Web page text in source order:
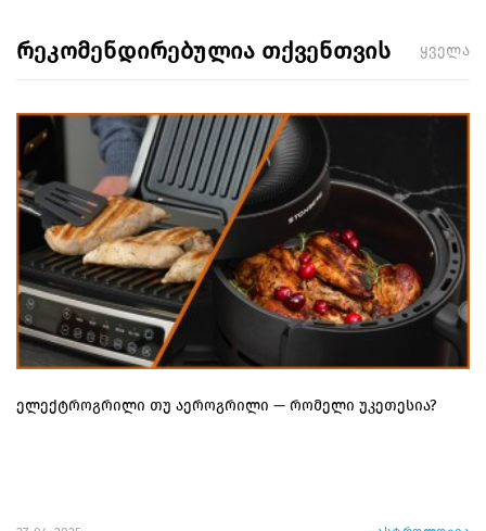
რეკომენდირებულია თქვენთვის ყველა
ელექტროგრილი თუ აეროგრილი — რომელი უკეთესია?